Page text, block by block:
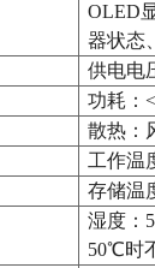
OLED
器状态
供电电
功耗：
散热：
工作温
存储温
湿度：
50℃时